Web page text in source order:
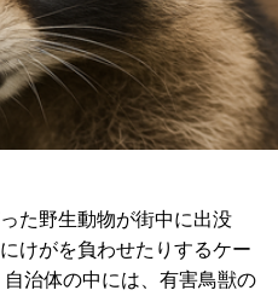
た野生動物が街中に出没
けがを負わせたりするケー
治体の中には、有害鳥獣の